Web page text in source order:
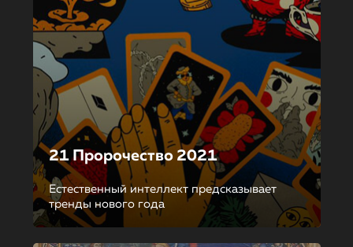
21 Пророчество 2021
Естественный интеллект предсказывает
тренды нового года